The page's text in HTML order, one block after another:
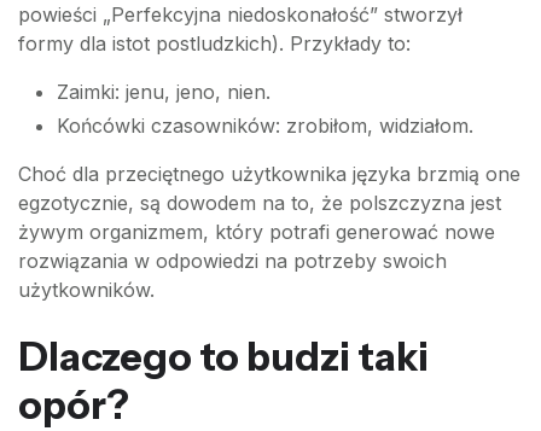
powieści „Perfekcyjna niedoskonałość” stworzył
formy dla istot postludzkich). Przykłady to:
Zaimki: jenu, jeno, nien.
Końcówki czasowników: zrobiłom, widziałom.
Choć dla przeciętnego użytkownika języka brzmią one
egzotycznie, są dowodem na to, że polszczyzna jest
żywym organizmem, który potrafi generować nowe
rozwiązania w odpowiedzi na potrzeby swoich
użytkowników.
Dlaczego to budzi taki
opór?